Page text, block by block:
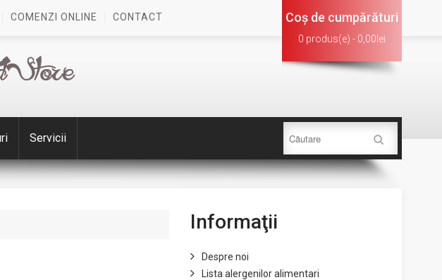
Coş de cumpărături
0 produs(e) - 0,00lei
COMENZI ONLINE CONTACT
Servicii
Informaţii
Despre noi
Lista alergenilor alimentari